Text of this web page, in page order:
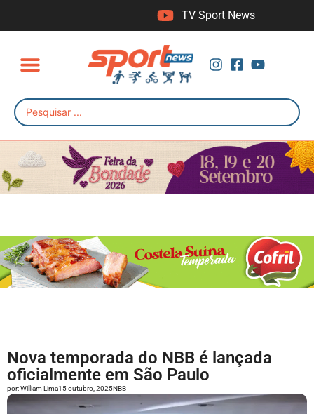
TV Sport News
Nova temporada do NBB é lançada
oficialmente em São Paulo
por:William Lima15 outubro, 2025NBB